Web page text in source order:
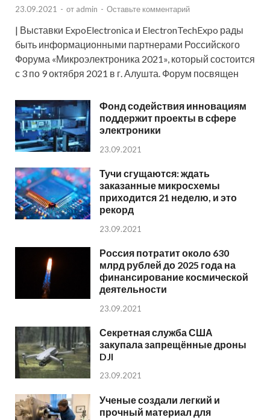
23.09.2021 - от admin - Оставьте комментарий
| Выставки ExpoElectronica и ElectronTechExpo рады
быть информационными партнерами Российского
Форума «Микроэлектроника 2021», который состоится
с 3 по 9 октября 2021 в г. Алушта. Форум посвящен
Фонд содействия инновациям
поддержит проекты в сфере
электроники
23.09.2021
Тучи сгущаются: ждать
заказанные микросхемы
приходится 21 неделю, и это
рекорд
23.09.2021
Россия потратит около 630
млрд рублей до 2025 года на
финансирование космической
деятельности
23.09.2021
Секретная служба США
закупала запрещённые дроны
DJI
23.09.2021
Ученые создали легкий и
прочный материал для